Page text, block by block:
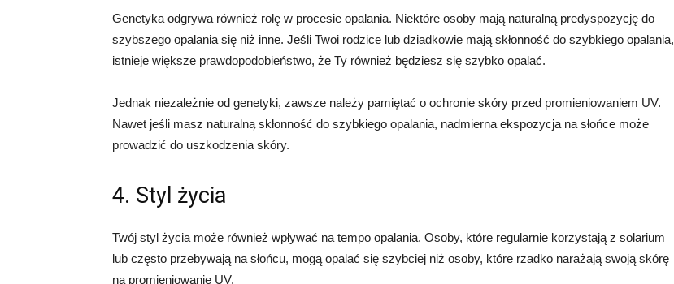
Genetyka odgrywa również rolę w procesie opalania. Niektóre osoby mają naturalną predyspozycję do
szybszego opalania się niż inne. Jeśli Twoi rodzice lub dziadkowie mają skłonność do szybkiego opalania,
istnieje większe prawdopodobieństwo, że Ty również będziesz się szybko opalać.
Jednak niezależnie od genetyki, zawsze należy pamiętać o ochronie skóry przed promieniowaniem UV.
Nawet jeśli masz naturalną skłonność do szybkiego opalania, nadmierna ekspozycja na słońce może
prowadzić do uszkodzenia skóry.
4. Styl życia
Twój styl życia może również wpływać na tempo opalania. Osoby, które regularnie korzystają z solarium
lub często przebywają na słońcu, mogą opalać się szybciej niż osoby, które rzadko narażają swoją skórę
na promieniowanie UV.